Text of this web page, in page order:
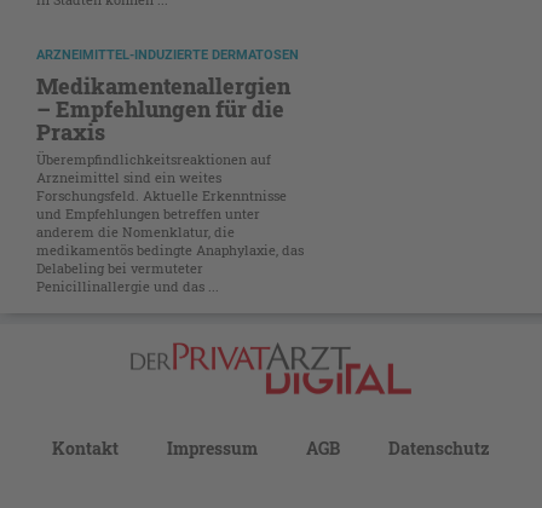
ARZNEIMITTEL-INDUZIERTE DERMATOSEN
Medikamentenallergien
– Empfehlungen für die
Praxis
Überempfindlichkeitsreaktionen auf
Arzneimittel sind ein weites
Forschungsfeld. Aktuelle Erkenntnisse
und Empfehlungen betreffen unter
anderem die Nomenklatur, die
medikamentös bedingte Anaphylaxie, das
Delabeling bei vermuteter
Penicillinallergie und das ...
Kontakt Impressum AGB Datenschutz